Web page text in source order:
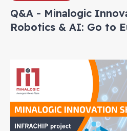
Q&A - Minalogic
Robotics & AI: Go to